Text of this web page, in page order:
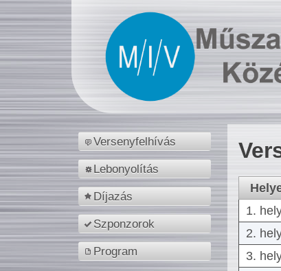
Versenyfelhívás
Lebonyolítás
Díjazás
Szponzorok
Program
1.
2.
3.